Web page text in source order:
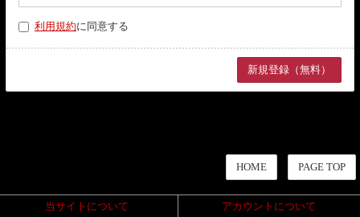
利用規約に同意する
HOME PAGE TOP
当サイトについて
アカウントについて